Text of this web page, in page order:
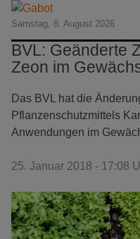
Samstag, 8. August 2026
BVL: Geänderte
Zeon im
Das BVL hat die
Pflanzenschutzmittels
Anwendungen im
25. Januar 2018 - 17:08